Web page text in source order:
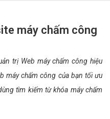
máy chấm công
trị Web máy chấm công hiệu
máy chấm công của bạn tối ưu
tìm kiếm từ khóa máy chấm